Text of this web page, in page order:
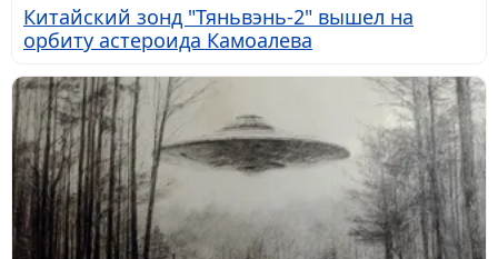
Китайский зонд "Тяньвэнь-2" вышел на
орбиту астероида Камоалева